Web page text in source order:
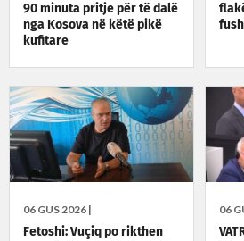
90 minuta pritje për të dalë
nga Kosova në këtë pikë
kufitare
06 GUS 2026 |
Fetoshi: Vuçiq po rikthen
06